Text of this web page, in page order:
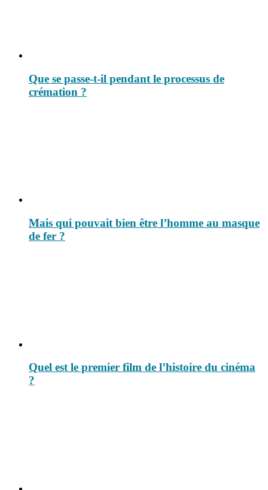
Que se passe-t-il pendant le processus de
crémation ?
Mais qui pouvait bien être l’homme au masque
de fer ?
Quel est le premier film de l’histoire du cinéma
?